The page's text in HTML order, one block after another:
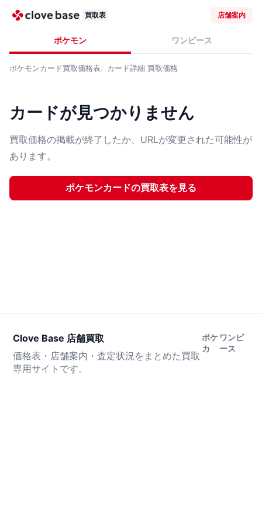
買取表 店舗案内
ポケモン ワンピース
ポケモンカード買取価格表 カード詳細 買取価格
カードが見つかりません
買取価格の掲載が終了したか、URLが変更された可能性が
あります。
ポケモンカードの買取表を見る
Clove Base 店舗買取
価格表・店舗案内・査定状況をまとめた買取
専用サイトです。
ポケ
カ
ワンピ
ース